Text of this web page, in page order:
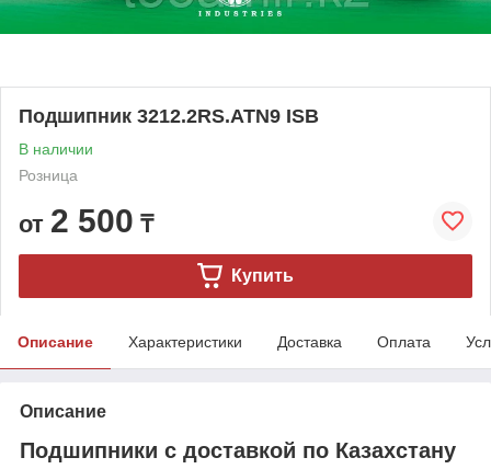
Подшипник 3212.2RS.ATN9 ISB
В наличии
Розница
от 2 500 ₸
Купить
Описание Характеристики Доставка Оплата
Описание
Подшипники с доставкой по Казахстану